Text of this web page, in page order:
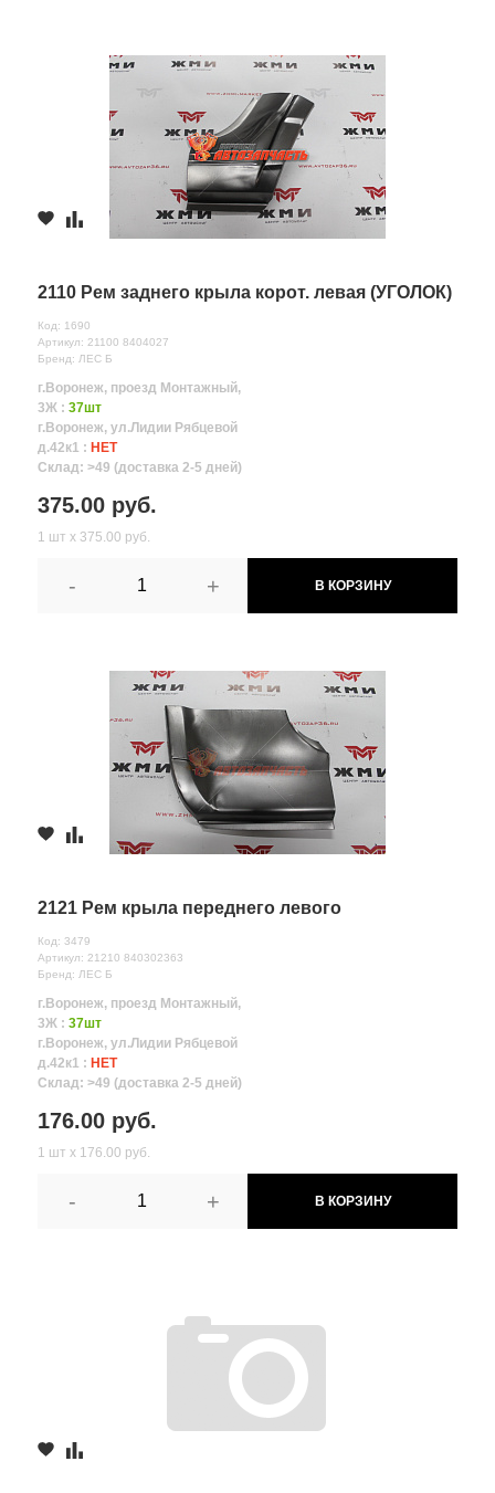
2110 Рем заднего крыла корот. левая (УГОЛОК)
Код: 1690
Артикул: 21100 8404027
Бренд: ЛЕС Б
г.Воронеж, проезд Монтажный,
3Ж : 37шт
г.Воронеж, ул.Лидии Рябцевой
д.42к1 : НЕТ
Склад: >49 (доставка 2-5 дней)
375.00 руб.
1 шт х 375.00 руб.
- + В КОРЗИНУ
2121 Рем крыла переднего левого
Код: 3479
Артикул: 21210 840302363
Бренд: ЛЕС Б
г.Воронеж, проезд Монтажный,
3Ж : 37шт
г.Воронеж, ул.Лидии Рябцевой
д.42к1 : НЕТ
Склад: >49 (доставка 2-5 дней)
176.00 руб.
1 шт х 176.00 руб.
- + В КОРЗИНУ